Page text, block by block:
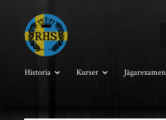
Historia Kurser Jägarexamen